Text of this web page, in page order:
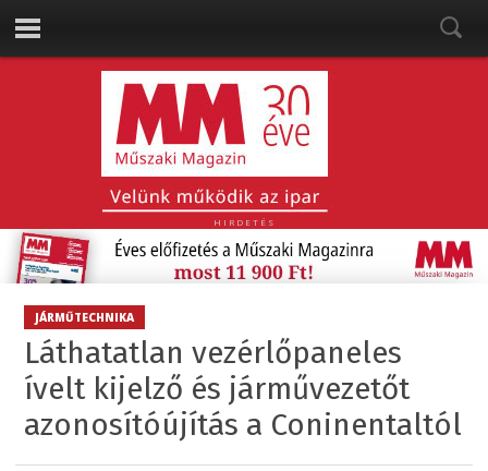
HIRDETÉS
JÁRMŰTECHNIKA
Láthatatlan vezérlőpaneles
ívelt kijelző és járművezetőt
azonosítóújítás a Coninentaltól